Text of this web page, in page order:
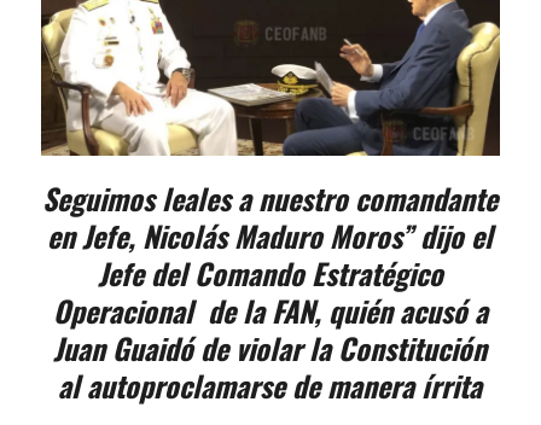
Seguimos leales a nuestro comandante
en Jefe, Nicolás Maduro Moros” dijo el
Jefe del Comando Estratégico
Operacional de la FAN, quién acusó a
Juan Guaidó de violar la Constitución
al autoproclamarse de manera írrita